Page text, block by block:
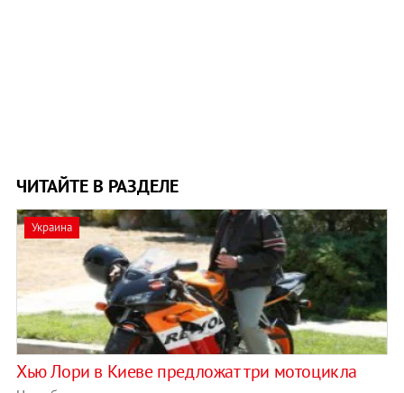
ЧИТАЙТЕ В РАЗДЕЛЕ
Украина
Хью Лори в Киеве предложат три мотоцикла